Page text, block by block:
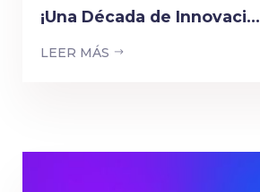
¡Una Década de Innovaci...
LEER MÁS